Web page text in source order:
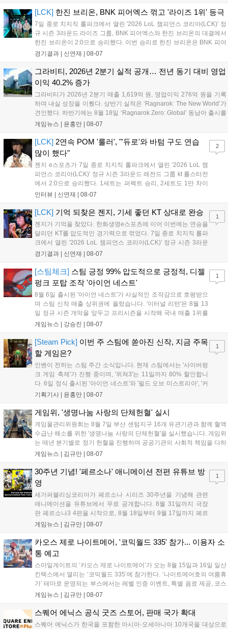
[LCK] 한진 브리온, BNK 피어엑스 꺾고 '라이즈 1위' 등극
7일 종로 치지직 롤파크에서 열린 '2026 LoL 챔피언스 코리아(LCK)' 정
규 시즌 3라운드 라이즈 그룹, BNK 피어엑스와 한진 브리온의 대결에서
한진 브리온이 2:0으로 승리했다. 이번 승리로 한진 브리온은 BNK 피어
엑스를 제치고 라이즈 그룹 1위로 올라섰다. 1세트, 한진 브리온이 '로머'
경기결과 | 신연재 | 08-07
그라비티, 2026년 2분기 실적 공개… 전년 동기 대비 영업
이익 40.2% 증가
그라비티가 2026년 2분기 매출 1,619억 원, 영업이익 276억 원을 기록
하며 내실 성장을 이뤘다. 상반기 실적은 ‘Ragnarok: The New World’가
견인했다. 하반기에는 8월 18일 ‘Ragnarok Zero: Global’ 동남아 출시를
시작으로 9월 3일 ‘달려라 헤베레케 EX’, 9월 22일 ‘갈바테인’ 등 다양한
이’ 출시가 예정돼 있으며, 2027년에는 ‘Ragnarok 3’ 등 대작을 글로벌
출시할 계획이다. 그라비티는 조인트벤처 설립과 라그나로크 에코 시스
템 구축을 통해 신성장 동력을 확보할 방침이다....
게임뉴스 | 윤홍만 | 08-07
[LCK] 2연속 POM '룰러', "'듀로'와 바텀 구도 연습
많이 했다"
젠지 e스포츠가 7일 종로 치지직 롤파크에서 열린 '2026 LoL 챔
피언스 코리아(LCK)' 정규 시즌 3라운드 레전드 그룹 kt 롤스터전
에서 2:0으로 승리했다. 1세트는 퍼펙트 승리, 2세트도 1만 차이
를 벌리며 25분 만에 승리하면서 말 그대로 압도적인 경기력을 선
하며 POM에 선정됐...
인터뷰 | 신연재 | 08-07
2
[LCK] 기억 되찾은 젠지, 기세 좋던 KT 상대로 완승
젠지가 기억을 찾았다. 한화생명e스포츠에 이어 이번에는 연승을
달리던 KT를 압도적인 경기력으로 꺾었다. 7일 종로 치지직 롤파
크에서 열린 '2026 LoL 챔피언스 코리아(LCK)' 정규 시즌 3라운
드 레전드 그룹, kt 롤스터와 젠지 e스포츠의 대결에서 젠지가 압
기억을 되찾기라도 한 듯 1,...
경기결과 | 신연재 | 08-07
1
[스팀체크] 스팀 긍정 99% 압도적으로 긍정적, 디젤
펑크 포탑 조작 '아이언 네스트'
8월 6일 출시된 '아이언 네스트'가 사실적인 조작감으로 호평받으
며 스팀 신작 매출 상위권에 올랐습니다. '이터널 리턴'은 8월 13
일 정규 시즌 개막을 앞두고 프리시즌을 시작해 국내 매출 1위를
기록했습니다. 25주년을 맞은 '고스트 리콘' 시리즈는 8월 6일 쇼
'마블 투혼: 파이팅 소울즈'와 레트로 수리 시뮬레이션 '리스토
리'도 스팀에 정식 출시되었습니다....
게임뉴스 | 강승진 | 08-07
1
[Steam Pick] 이번 주 스팀에 쏟아진 신작, 지금 주목
할 게임은?
인벤이 전하는 스팀 주간 소식입니다. 현재 스팀에서는 '사이버펑
크 게임 축제'가 진행 중이며, '위쳐3'는 11일까지 80% 할인합니
다. 6일 정식 출시된 '아이언 네스트'와 '필드 오브 미스트리아', '커
세어 코브'가 호평받고 있습니다. 한편, 7일 출시된 '마블 투혼'은
다. 유비소프트의 '고스트리콘: 와일드랜드'는 7년 만의 대규모 업
데이트 '라스트 라이츠'와 함께 95% 할인 중입니다....
기획기사 | 윤홍만 | 08-07
1
게임위, '생명나눔 사랑의 단체헌혈' 실시
게임물관리위원회는 8월 7일 부산 센텀지구 16개 유관기관과 함께 혈액
수급난 해소를 위한 '생명나눔 사랑의 단체헌혈'을 실시했습니다. 게임위
는 매년 분기별로 정기 헌혈을 진행하며 공공기관의 사회적 책임을 다하
고 있으며, 이번 행사에는 영화진흥위원회 등 14개 기관 임직원이 동참
따뜻한 실천에 참여한 모든 임직원에게 감사의 뜻을 전하며 헌혈 문화
확산에 앞장섰습니다....
게임뉴스 | 김규만 | 08-07
30주년 기념! '페르소나' 애니메이션 전편 유튜브 방
영
세가퍼블리싱코리아가 페르소나 시리즈 30주년을 기념해 관련
애니메이션을 유튜브에서 무료 공개합니다. 8월 31일까지 극장
판 페르소나3 4편을 시작으로, 8월 18일부터 9월 17일까지 페르
소나4 더 골든 12화, 9월 15일부터 10월 14일까지 페르소나5 시
시지를 모집하며, 선정된 내용은 기념 영상 및 대형 전광판에 소
개될 예정입니다....
게임뉴스 | 김규만 | 08-07
1
카오스 제로 나이트메어, '코믹월드 335' 참가... 이용자 소
통 예고
스마일게이트의 ‘카오스 제로 나이트메어’가 오는 8월 15일과 16일 일산
킨텍스에서 열리는 ‘코믹월드 335’에 참가한다. ‘나이트메어호의 여름휴
가’ 테마로 운영되는 부스에서는 레벨 인증 이벤트, 특별 음료 제공, 코스
프레 모델 포토존 등 다채로운 행사가 진행된다. 유명 코스어 7인이 캐릭
세한 정보는 공식 커뮤니티에서 확인 가능하다....
게임뉴스 | 김규만 | 08-07
스퀘어 에닉스 공식 굿즈 스토어, 판매 국가 확대
스퀘어 에닉스가 한국을 포함한 아시아·오세아니아 10개국을 대상으로